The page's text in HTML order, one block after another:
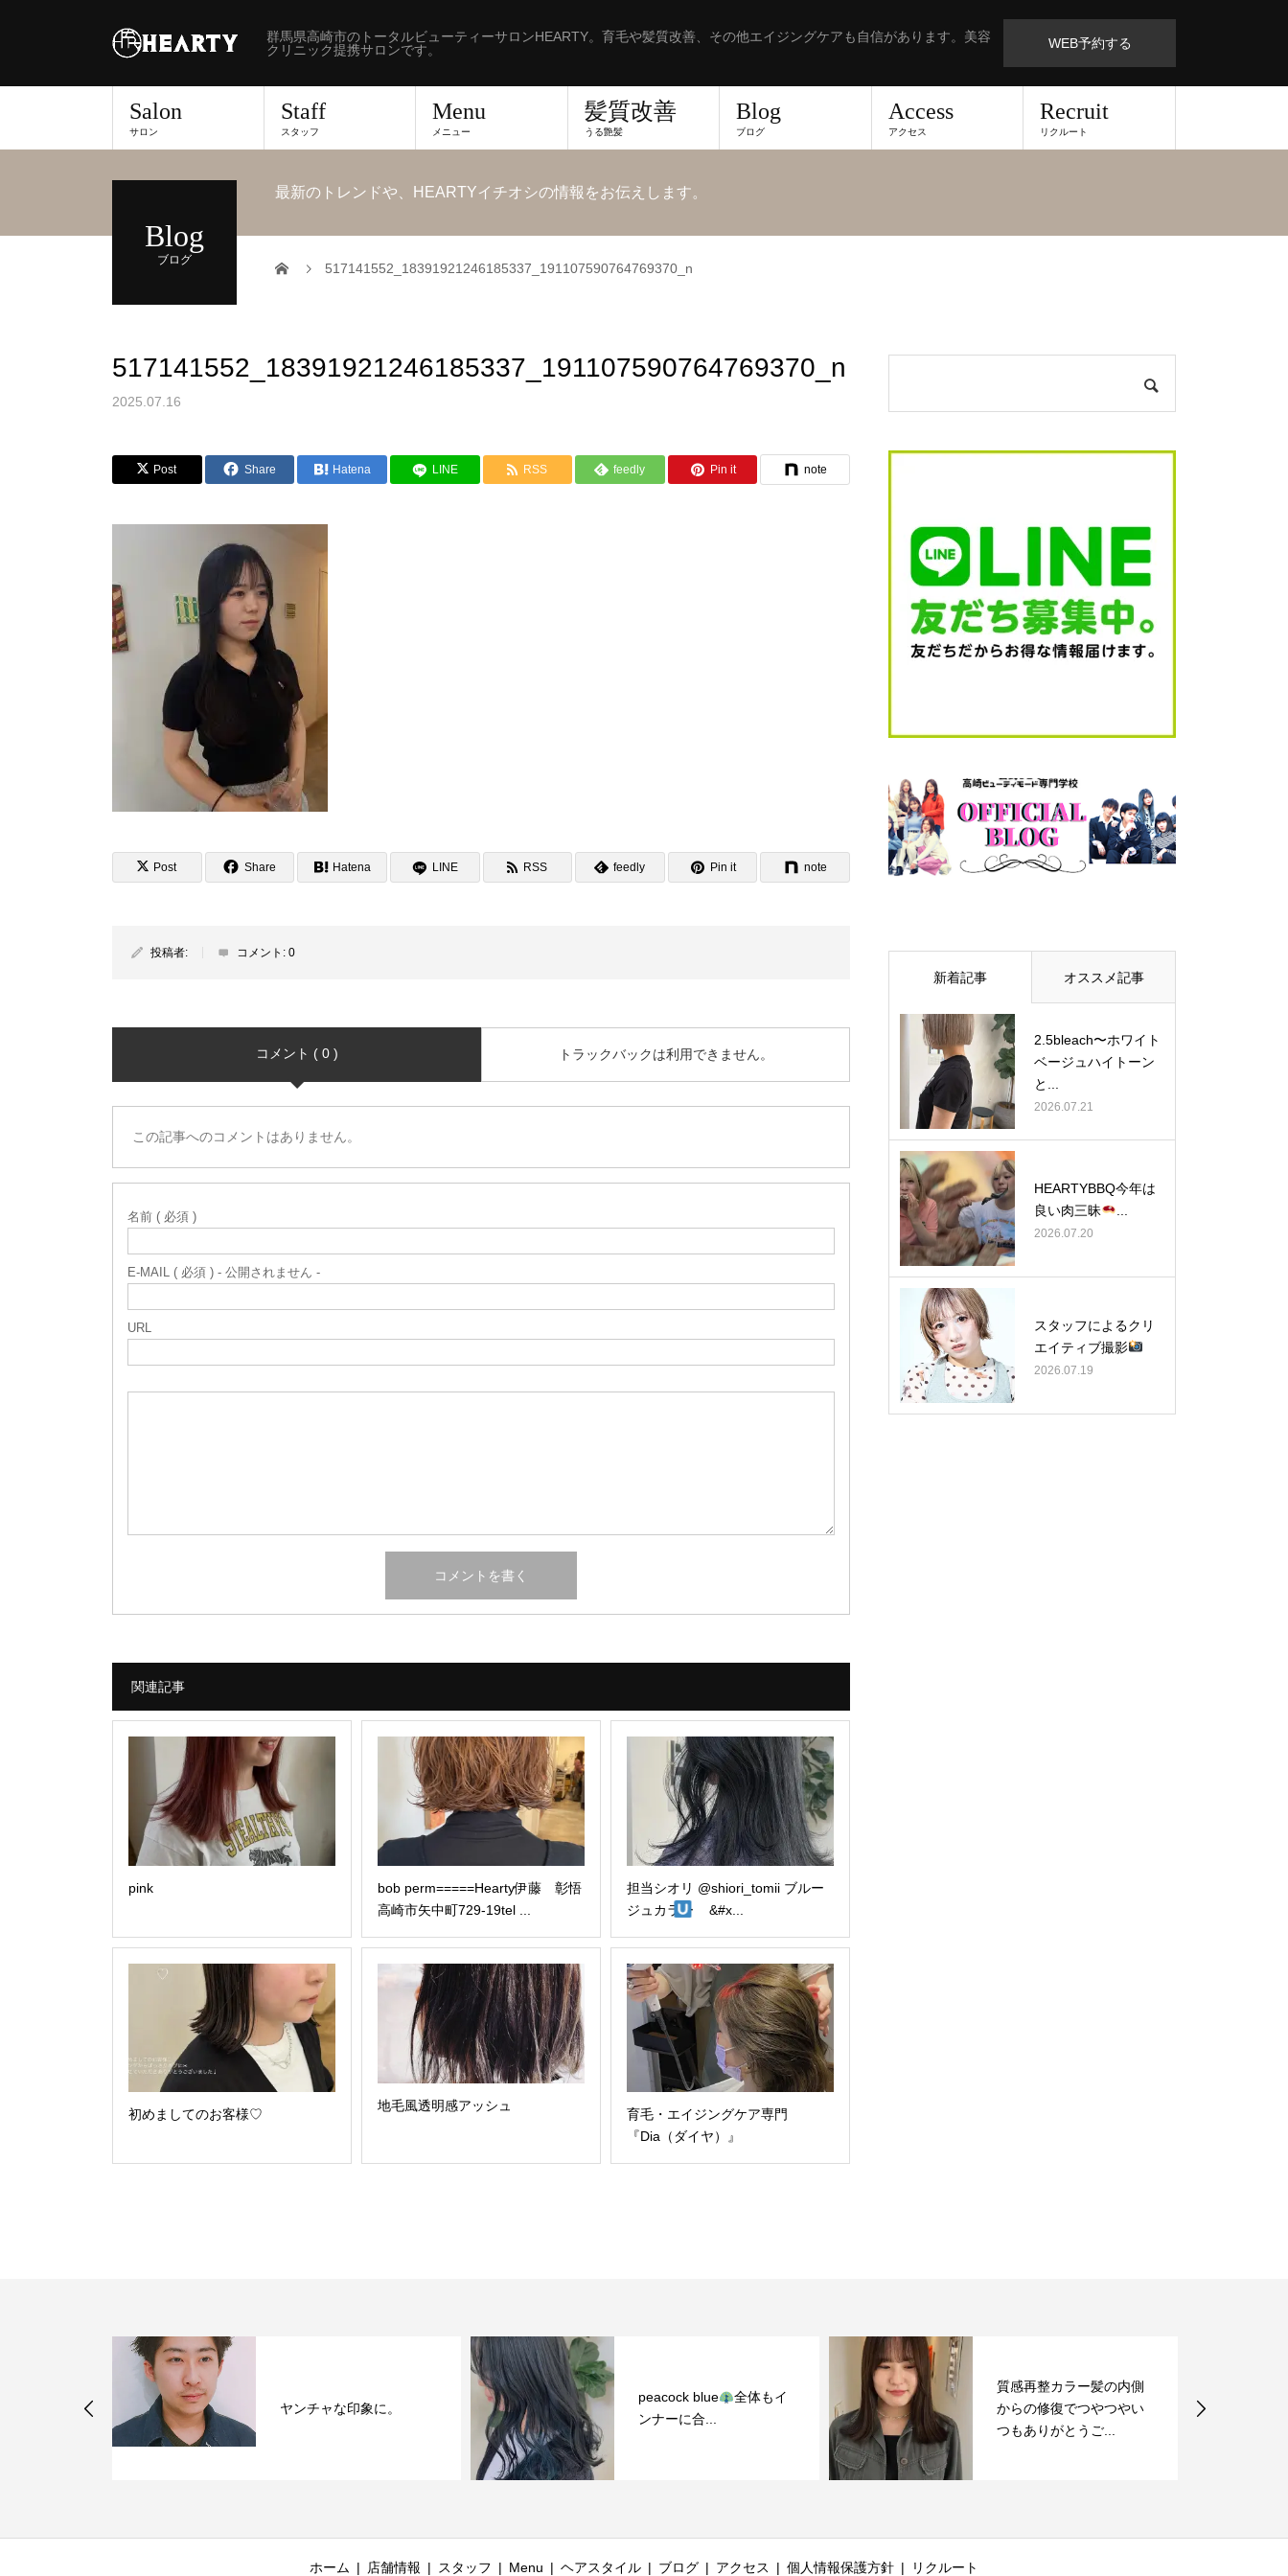
群馬県高崎市のトータルビューティーサロンHEARTY。育毛や髪質改善、その他エイジングケアも自信があります。美容
クリニック提携サロンです。
WEB予約する
Salon
サロン
Staff
スタッフ
Menu
メニュー
髪質改善
うる艶髪
Blog
ブログ
Access
アクセス
Recruit
リクルート
Blog
ブログ
最新のトレンドや、HEARTYイチオシの情報をお伝えします。
517141552_18391921246185337_191107590764769370_n
517141552_18391921246185337_191107590764769370_n
2025.07.16
Post Share Hatena LINE RSS feedly Pin it note
Post Share Hatena LINE RSS feedly Pin it note
投稿者: コメント: 0
コメント ( 0 ) トラックバックは利用できません。
この記事へのコメントはありません。
名前 ( 必須 )
E-MAIL ( 必須 ) - 公開されません -
URL
関連記事
pink
bob perm=====Hearty伊藤 彰悟
高崎市矢中町729-19tel ...
担当シオリ @shiori_tomii ブルー
ジュカラー
&#x...
初めましてのお客様♡
地毛風透明感アッシュ
育毛・エイジングケア専門
『Dia（ダイヤ）』
新着記事 オススメ記事
2.5bleach〜ホワイト
ベージュ⁡ハイトーン
と...
2026.07.21
HEARTYBBQ今年は
良い肉三昧
2026.07.20
スタッフによるクリ
エイティブ撮影
2026.07.19
ヤンチャな印象に。
peacock blue
全体もイ
ンナーに合...
質感再整カラー髪の内側
からの修復でつやつやい
つもありがとうご...
ホーム 店舗情報 スタッフ Menu ヘアスタイル ブログ アクセス 個人情報保護方針 リクルート